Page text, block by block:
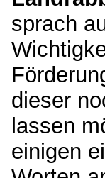
sprach
dieser
lassen
einigen